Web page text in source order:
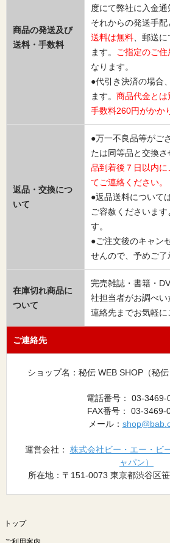
商品の発送及び
送料・手数料
度にて弊社に入金通
それからの発送手配
送料は無料 、郵送
ます。
ご指定のご
なります。
●代引き決済の場合
ます。 商品代金とは
手数料260円がかか
返品・交換につ
いて
●万一不良品等がご
たは同等品と交換さ
品到着後７日以内
てご連絡ください。
●返品送料について
ご容赦くださいま
す。
●ご注文後のキャン
せんので、予めご了
在庫切れ商品に
ついて
完売雑誌・書籍・
社担当者がお調べ
連絡先までお気軽に
ご連絡先
ショップ名：秘伝 WEB SHOP（秘伝
電話番号： 03-3469-
FAX番号： 03-3469-
メール：
運営会社： 株式会社ビー・エー・ビ
ャパン）
所在地：〒151-0073 東京都渋谷区
トップ